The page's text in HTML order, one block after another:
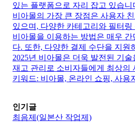
있는 플랫폼으로 자리 잡고 있습니
비아몰의 가장 큰 장점은 사용자
있으며, 다양한 카테고리와 필터
비아몰을 이용하는 방법은 매우
다. 또한, 다양한 결제 수단을 지
2025년 비아몰은 더욱 발전된 기
재고 관리로 소비자들에게 최상의
키워드: 비아몰, 온라인 쇼핑, 사용
인기글
최음제(일본산 작업제)